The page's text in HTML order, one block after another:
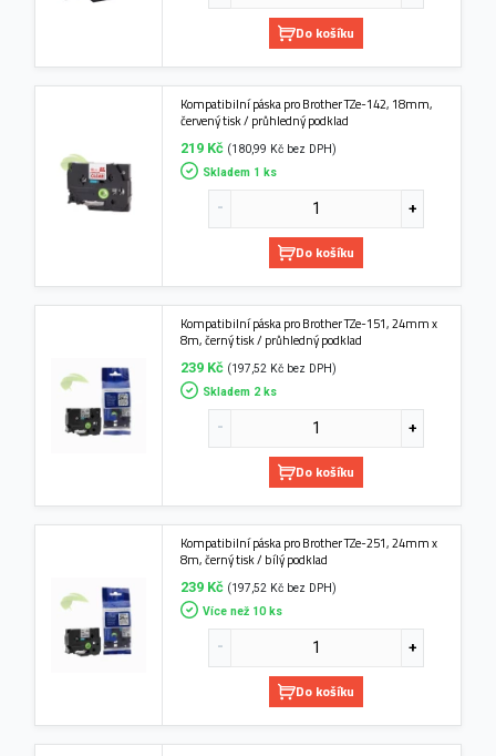
Do košíku
Kompatibilní páska pro Brother TZe-142, 18mm,
červený tisk / průhledný podklad
219 Kč (180,99 Kč bez DPH)
Skladem 1 ks
Do košíku
Kompatibilní páska pro Brother TZe-151, 24mm x
8m, černý tisk / průhledný podklad
239 Kč (197,52 Kč bez DPH)
Skladem 2 ks
Do košíku
Kompatibilní páska pro Brother TZe-251, 24mm x
8m, černý tisk / bílý podklad
239 Kč (197,52 Kč bez DPH)
Více než 10 ks
Do košíku